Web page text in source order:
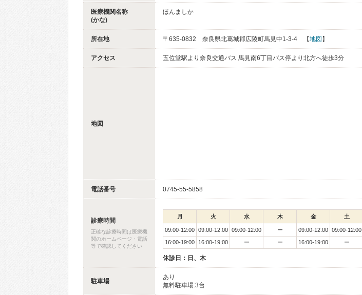
医療機関名称
(かな)
ほんましか
所在地 〒635-0832 奈良県北葛城郡広陵町馬見中1-3-4 【地図 】
アクセス 五位堂駅より奈良交通バス 馬見南6丁目バス停より北方へ徒歩3分
地図
電話番号 0745-55-5858
診療時間
正確な診療時間は医療機
関のホームページ・電話
等で確認してください
月 火 水 木 金 土
09:00-12:00 09:00-12:00 09:00-12:00 ー 09:00-12:00 09:00-12:00
16:00-19:00
16:00-19:00 ー ー 16:00-19:00 ー
休診日：日、木
駐車場
あり
無料駐車場:3台